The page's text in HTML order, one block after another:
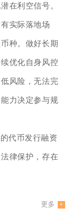
在利空信号。
实际落地场
种。做好长期
优化自身风控
风险，无法完
力决定参与规
代币发行融资
律保护，存在
更多